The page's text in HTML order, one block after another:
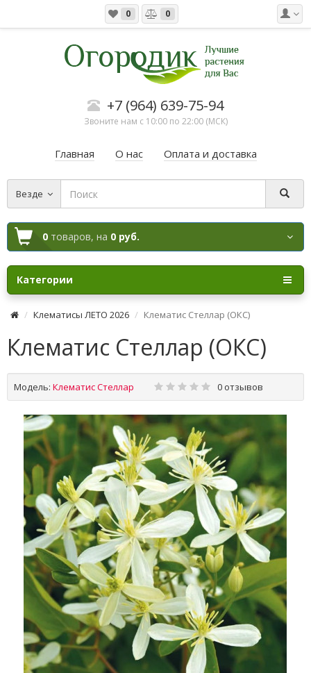
0 0
+7 (964) 639-75-94
Звоните нам с 10:00 по 22:00 (МСК)
Главная О нас Оплата и доставка
Везде
0 товаров, на 0 руб.
Категории
Клематисы ЛЕТО 2026 Клематис Стеллар (ОКС)
Клематис Стеллар (ОКС)
Модель: Клематис Стеллар 0 отзывов